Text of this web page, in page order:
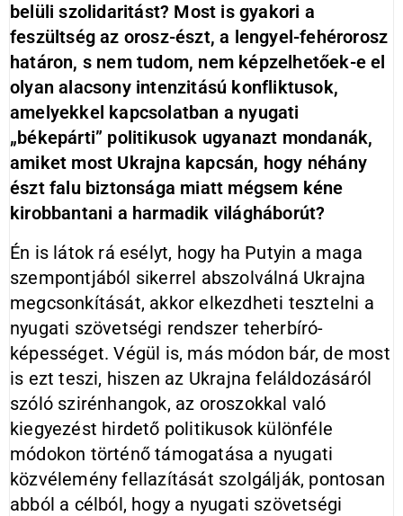
belüli szolidaritást? Most is gyakori a
feszültség az orosz-észt, a lengyel-fehérorosz
határon, s nem tudom, nem képzelhetőek-e el
olyan alacsony intenzitású konfliktusok,
amelyekkel kapcsolatban a nyugati
„békepárti” politikusok ugyanazt mondanák,
amiket most Ukrajna kapcsán, hogy néhány
észt falu biztonsága miatt mégsem kéne
kirobbantani a harmadik világháborút?
Én is látok rá esélyt, hogy ha Putyin a maga
szempontjából sikerrel abszolválná Ukrajna
megcsonkítását, akkor elkezdheti tesztelni a
nyugati szövetségi rendszer teherbíró-
képességet. Végül is, más módon bár, de most
is ezt teszi, hiszen az Ukrajna feláldozásáról
szóló szirénhangok, az oroszokkal való
kiegyezést hirdető politikusok különféle
módokon történő támogatása a nyugati
közvélemény fellazítását szolgálják, pontosan
abból a célból, hogy a nyugati szövetségi